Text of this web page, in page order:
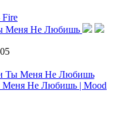
Ты Меня Не Любишь